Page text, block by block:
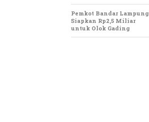
Pemkot Bandar Lampung
Siapkan Rp2,5 Miliar
untuk Olok Gading